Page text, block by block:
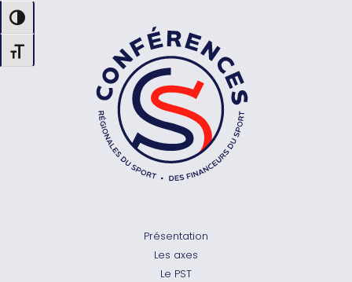
Passer en contraste élevé
Changer la taille de la police
Présentation
Les axes
Le PST